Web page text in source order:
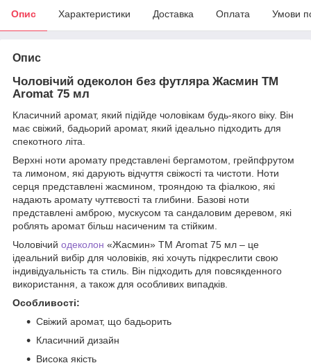
Опис Характеристики Доставка Оплата Умови
Опис
Чоловічий одеколон без футляра Жасмин ТМ
Aromat 75 мл
Класичний аромат, який підійде чоловікам будь-якого віку. Він
має свіжий, бадьорий аромат, який ідеально підходить для
спекотного літа.
Верхні ноти аромату представлені бергамотом, грейпфрутом
та лимоном, які дарують відчуття свіжості та чистоти. Ноти
серця представлені жасмином, трояндою та фіалкою, які
надають аромату чуттєвості та глибини. Базові ноти
представлені амброю, мускусом та сандаловим деревом, які
роблять аромат більш насиченим та стійким.
Чоловічий одеколон «Жасмин» ТМ Aromat 75 мл – це
ідеальний вибір для чоловіків, які хочуть підкреслити свою
індивідуальність та стиль. Він підходить для повсякденного
використання, а також для особливих випадків.
Особливості:
Свіжий аромат, що бадьорить
Класичний дизайн
Висока якість